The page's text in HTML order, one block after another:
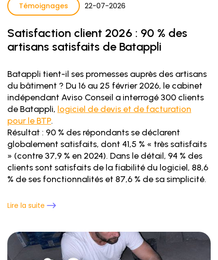
Témoignages 22-07-2026
Satisfaction client 2026 : 90 % des
artisans satisfaits de Batappli
Batappli tient-il ses promesses auprès des artisans
du bâtiment ? Du 16 au 25 février 2026, le cabinet
indépendant Aviso Conseil a interrogé 300 clients
de Batappli, logiciel de devis et de facturation
pour le BTP.
Résultat : 90 % des répondants se déclarent
globalement satisfaits, dont 41,5 % « très satisfaits
» (contre 37,9 % en 2024). Dans le détail, 94 % des
clients sont satisfaits de la fiabilité du logiciel, 88,6
% de ses fonctionnalités et 87,6 % de sa simplicité.
Lire la suite